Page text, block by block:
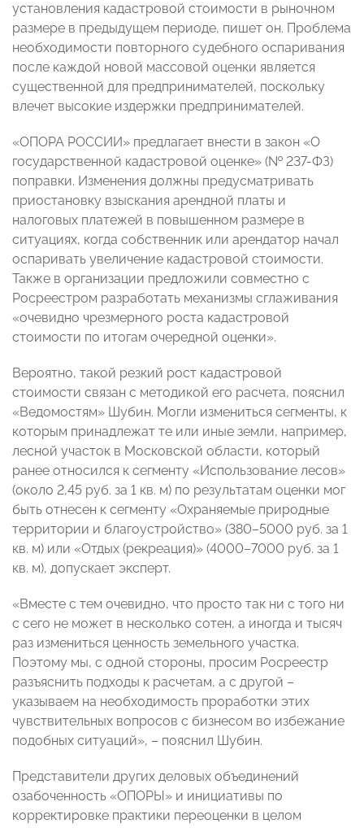
установления кадастровой стоимости в рыночном
размере в предыдущем периоде, пишет он. Проблема
необходимости повторного судебного оспаривания
после каждой новой массовой оценки является
существенной для предпринимателей, поскольку
влечет высокие издержки предпринимателей.
«ОПОРА РОССИИ» предлагает внести в закон «О
государственной кадастровой оценке» (№ 237-ФЗ)
поправки. Изменения должны предусматривать
приостановку взыскания арендной платы и
налоговых платежей в повышенном размере в
ситуациях, когда собственник или арендатор начал
оспаривать увеличение кадастровой стоимости.
Также в организации предложили совместно с
Росреестром разработать механизмы сглаживания
«очевидно чрезмерного роста кадастровой
стоимости по итогам очередной оценки».
Вероятно, такой резкий рост кадастровой
стоимости связан с методикой его расчета, пояснил
«Ведомостям» Шубин. Могли измениться сегменты, к
которым принадлежат те или иные земли, например,
лесной участок в Московской области, который
ранее относился к сегменту «Использование лесов»
(около 2,45 руб. за 1 кв. м) по результатам оценки мог
быть отнесен к сегменту «Охраняемые природные
территории и благоустройство» (380–5000 руб. за 1
кв. м) или «Отдых (рекреация)» (4000–7000 руб. за 1
кв. м), допускает эксперт.
«Вместе с тем очевидно, что просто так ни с того ни
с сего не может в несколько сотен, а иногда и тысяч
раз измениться ценность земельного участка.
Поэтому мы, с одной стороны, просим Росреестр
разъяснить подходы к расчетам, а с другой –
указываем на необходимость проработки этих
чувствительных вопросов с бизнесом во избежание
подобных ситуаций», – пояснил Шубин.
Представители других деловых объединений
озабоченность «ОПОРЫ» и инициативы по
корректировке практики переоценки в целом